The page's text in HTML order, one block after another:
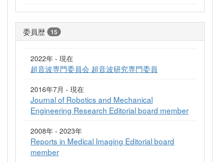
委員歴 15
2022年 - 現在
超音波専門委員会 超音波研究専門委員
2016年7月 - 現在
Journal of Robotics and Mechanical
Engineering Research Editorial board member
2008年 - 2023年
Reports in Medical Imaging Editorial board
member